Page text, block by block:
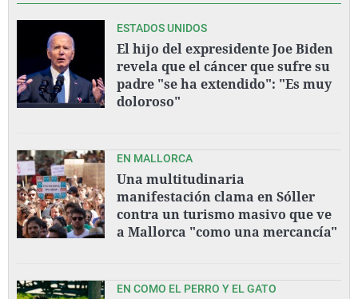
ESTADOS UNIDOS
El hijo del expresidente Joe Biden
revela que el cáncer que sufre su
padre "se ha extendido": "Es muy
doloroso"
EN MALLORCA
Una multitudinaria
manifestación clama en Sóller
contra un turismo masivo que ve
a Mallorca "como una mercancía"
EN COMO EL PERRO Y EL GATO